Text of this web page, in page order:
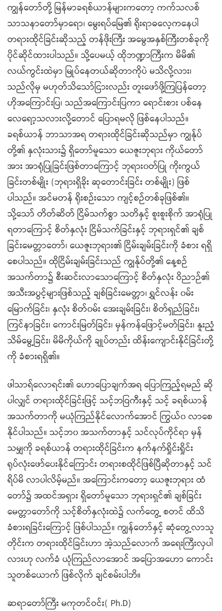
ကျွန်တော်တို့ မြန်မာခရစ်ယာန်များကတော့ ကက်သလစ်
သာသနာတော်မှာရော၊ မွေးရပ်မြေ၏ ရိုးရာဓလေ့ကနေပါ
တရားထိုင်ခြင်းဆိုသည့် တန်ဖိုးကြီး အမွေအနှစ်ကြီးတစ်ခုကို
ပိုင်ဆိုင်ထားပါသည်။ သို့ပေမယ့် ထိုဘဏ္ဍာကြီးက မိမိ၏
လယ်ကွင်းထဲမှာ မြုပ်နေတယ်ဆိုတာကိုပဲ မသိလို့လား၊
သည်လိုမှ မဟုတ်သိသော်ငြားလည်း တူးဖော်ဖို့ကြပြန်တော့
ဟိုအကြောင်းပြ၊ သည်အကြောင်းပြကာ ရောင်းစား ပစ်နေ
လေရော့သလားလို့တောင် ပြောရမလို ဖြစ်နေပါသည်။
ခရစ်ယာန် ဘာသာအရ တရားထိုင်ခြင်းဆိုသည်မှာ ကျွန်ုပ်
တို့၏ နှလုံးသား၌ ရှိတော်မူသော ယေဇူးဘုရား ကိုယ်တော်
အား အာရုံပြုခြင်းဖြစ်တာကြောင့် ဘုရား၀တ်ပြု ကိုးကွယ်
ခြင်းတစ်မျိုး (ဘုရားရှိခိုး ဆုတောင်းခြင်း တစ်မျိုး) ဖြစ်
ပါသည်။ အင်မတန် ရိုးစဉ်းသော ကျင့်စဉ်တစ်ခုဖြစ်၏။
သို့သော် တိတ်ဆိတ် ငြိမ်သက်စွာ သတိနှင့် စူးစူးစိုက် အာရုံပြု
ရတာကြောင့် စိတ်နှလုံး ငြိမ်သက်ခြင်းနှင့် ဘုရားရှင်၏ ချစ်
ခြင်းမေတ္တာတော်၊ ယေဇူးဘုရား၏ ငြိမ်းချမ်းခြင်းကို ခံစား ရရှိ
စေပါသည်။ ထိုငြိမ်းချမ်းခြင်းသည် ကျွန်ုပ်တို့၏ နေ့စဉ်
အသက်တာ၌ စီးဆင်းလာသောကြောင့် စိတ်နှလုံး ဝိညာဉ်၏
အသီးအပွင့်များဖြစ်သည့် ချစ်ခြင်းမေတ္တာ၊ ရွှင်လန်း ၀မ်း
မြောက်ခြင်း၊ နှလုံး စိတ်၀မ်း အေးချမ်းခြင်း၊ စိတ်ရှည်ခြင်း၊
ကြင်နာခြင်း၊ ကောင်းမြတ်ခြင်း၊ မှန်ကန်ဖြောင့်မတ်ခြင်း၊ နူးညံ့
သိမ်မွေ့ခြင်း၊ မိမိကိုယ်ကို ချုပ်တည်း ထိန်းကျောင်းနိုင်ခြင်းတို့
ကို ခံစားရရှိ၏။
ဖါသာရ်လောရင်း၏ ဟောပြောချက်အရ ပြောကြည့်ရမည် ဆို
ပါလျှင် တရားထိုင်ခြင်းဖြင့် သင့်ဘဝြကီးနှင့် သင့် ခရစ်ယာန်
အသက်တာကို မယုံကြည်နိုင်လောက်အောင် ကြွယ်၀ လာစေ
နိုင်ပါသည်။ သင့်ဘ၀ အသက်တာနှင့် သင်လုပ်ကိုင်ရာ မှန်
သမျှကို ခရစ်ယာန် တရားထိုင်ခြင်းက နက်နက်ရှိုင်းရှိုင်း
ရုပ်လုံးဖော်ပေးနိုင်ကြောင်း တရားစထိုင်ဖြစ်ပြီဆိုတာနှင့် သင်
ရိပ်မိ လာပါလိမ့်မည်။ အကြောင်းကတော့ ယေဇူးဘုရား ထံ
တော်၌ အထင်အရှား ရှိတော်မူသော ဘုရားရှင်၏ ချစ်ခြင်း
မေတ္တာတော်ကို သင့်စိတ်နှလုံးထဲ၌ လက်တွေ့ စတင် ထိသိ
ခံစားရခြင်းကြောင့် ဖြစ်ပါသည်။ ကျွန်တော်နှင့် ဆုံတွေ့လာသူ
တိုင်းက တရားထိုင်ခြင်းဟာ အဲ့သည်လောက် အရေးကြီးလှပါ
လားဟု လက်ခံ ယုံကြည်လာအောင် အပြောအဟော ကောင်း
သူတစ်ယောက် ဖြစ်လိုက် ချင်စမ်းပါဘိ။
ဆရာတော်ကြီး မကုတင်ဝင်း( Ph.D)